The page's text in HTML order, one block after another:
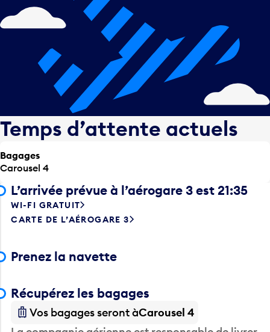
Temps d’attente actuels
Bagages
Carousel 4
L’arrivée prévue à l’aérogare 3 est 21:35
WI-FI GRATUIT
CARTE DE L’AÉROGARE 3
Prenez la navette
Récupérez les bagages
Vos bagages seront àCarousel 4